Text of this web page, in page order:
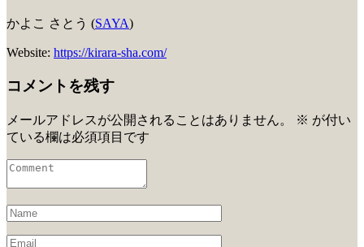
かよこ さとう (SAYA)
Website: https://kirara-sha.com/
コメントを残す
メールアドレスが公開されることはありません。 ※ が付い
ている欄は必須項目です